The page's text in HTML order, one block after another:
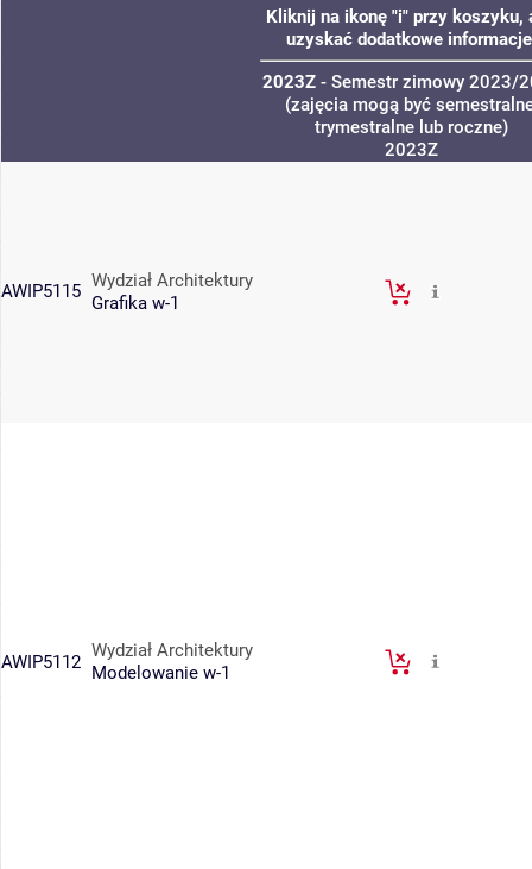
Kliknij na ikonę "i" przy koszyku,
uzyskać dodatkowe
2023Z- Semestr zimowy 2023/
(zajęcia mogą być
trymestralne lub roczne)
2023Z
AWIP5115 Wydział Architektury
Grafika w-1
AWIP5112
Wydział Architektury
Modelowanie w-1